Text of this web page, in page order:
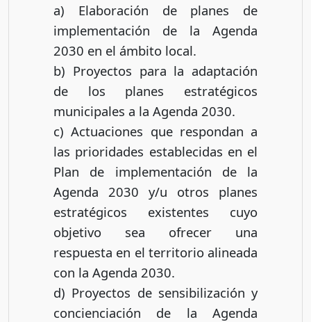
a) Elaboración de planes de
implementación de la Agenda
2030 en el ámbito local.
b) Proyectos para la adaptación
de los planes estratégicos
municipales a la Agenda 2030.
c) Actuaciones que respondan a
las prioridades establecidas en el
Plan de implementación de la
Agenda 2030 y/u otros planes
estratégicos existentes cuyo
objetivo sea ofrecer una
respuesta en el territorio alineada
con la Agenda 2030.
d) Proyectos de sensibilización y
concienciación de la Agenda